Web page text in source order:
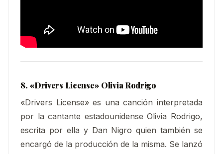
8. «Drivers License» Olivia Rodrigo
«Drivers License» es una canción interpretada
por la cantante estadounidense Olivia Rodrigo,
escrita por ella y Dan Nigro quien también se
encargó de la producción de la misma. Se lanzó